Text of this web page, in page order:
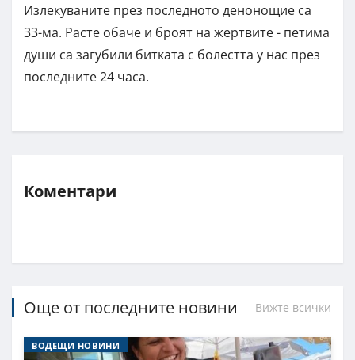
Излекуваните през последното денонощие са
33-ма. Расте обаче и броят на жертвите - петима
души са загубили битката с болестта у нас през
последните 24 часа.
Коментари
Още от последните новини Вижте всички
ВОДЕЩИ НОВИНИ